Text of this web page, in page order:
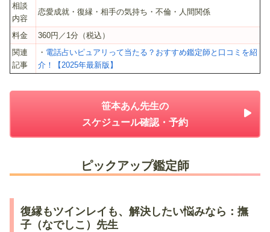
相談
内容
恋愛成就・復縁・相手の気持ち・不倫・人間関係
料金
360円／1分（税込）
関連
記事
・ 電話占いピュアリって当たる？おすすめ鑑定師と口コミを紹
介！【2025年最新版】
笹本あん先生の
スケジュール確認・予約
ピックアップ鑑定師
復縁もツインレイも、解決したい悩みなら：撫
子（なでしこ）先生